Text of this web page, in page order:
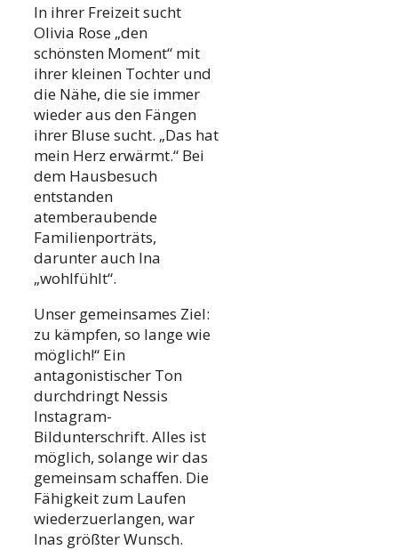
In ihrer Freizeit sucht
Olivia Rose „den
schönsten Moment“ mit
ihrer kleinen Tochter und
die Nähe, die sie immer
wieder aus den Fängen
ihrer Bluse sucht. „Das hat
mein Herz erwärmt.“ Bei
dem Hausbesuch
entstanden
atemberaubende
Familienporträts,
darunter auch Ina
„wohlfühlt“.
Unser gemeinsames Ziel:
zu kämpfen, so lange wie
möglich!“ Ein
antagonistischer Ton
durchdringt Nessis
Instagram-
Bildunterschrift. Alles ist
möglich, solange wir das
gemeinsam schaffen. Die
Fähigkeit zum Laufen
wiederzuerlangen, war
Inas größter Wunsch.